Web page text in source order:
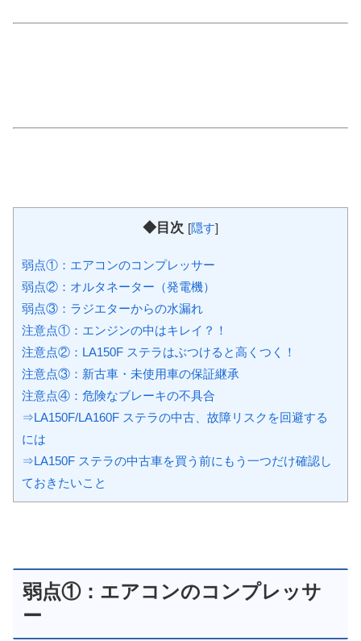
◆目次 [隠す]
弱点①：エアコンのコンプレッサー
弱点②：オルタネーター（発電機）
弱点③：ラジエターからの水漏れ
注意点①：エンジンの中はキレイ？！
注意点②：LA150F ステラはぶつけると高くつく！
注意点③：新古車・未使用車の保証継承
注意点④：危険なブレーキの不具合
⇒LA150F/LA160F ステラの中古、故障リスクを回避する
には
⇒LA150F ステラの中古車を買う前にもう一つだけ確認し
ておきたいこと
弱点①：エアコンのコンプレッサ
ー